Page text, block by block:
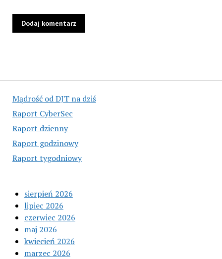
Mądrość od DJT na dziś
Raport CyberSec
Raport dzienny
Raport godzinowy
Raport tygodniowy
sierpień 2026
lipiec 2026
czerwiec 2026
maj 2026
kwiecień 2026
marzec 2026